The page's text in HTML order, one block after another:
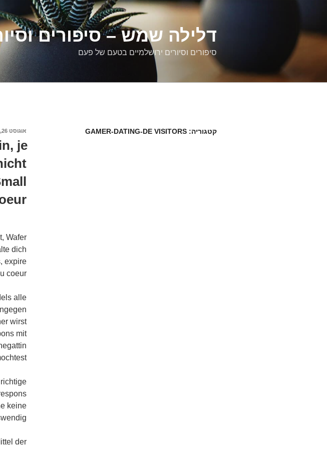
דלילה שמש – סיפורים
סיפורים וסיורים ירושלמיים בטעם של פעם
קטגוריה: GAMER-DATING-DE VISITORS
פורסם
אוגוסט 26, 2021
je
Wafer
dich
expire
coeur:
alle
wirst
mit
.
keine
der